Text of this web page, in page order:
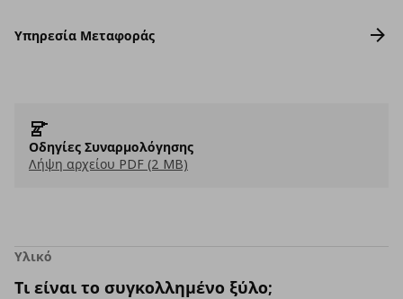
Υπηρεσία Μεταφοράς
Οδηγίες Συναρμολόγησης
Λήψη αρχείου PDF (2 MB)
Υλικό
Τι είναι το συγκολλημένο ξύλο;